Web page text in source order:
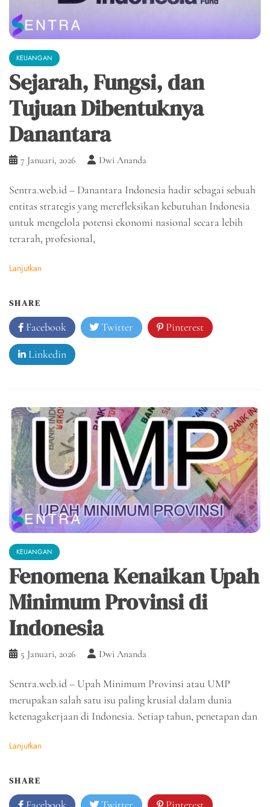
KEUANGAN
Sejarah, Fungsi, dan
Tujuan Dibentuknya
Danantara
7 Januari, 2026 Dwi Ananda
Sentra.web.id – Danantara Indonesia hadir sebagai sebuah
entitas strategis yang merefleksikan kebutuhan Indonesia
untuk mengelola potensi ekonomi nasional secara lebih
terarah, profesional,
Lanjutkan
SHARE
Facebook Twitter Pinterest
Linkedin
KEUANGAN
Fenomena Kenaikan Upah
Minimum Provinsi di
Indonesia
5 Januari, 2026 Dwi Ananda
Sentra.web.id – Upah Minimum Provinsi atau UMP
merupakan salah satu isu paling krusial dalam dunia
ketenagakerjaan di Indonesia. Setiap tahun, penetapan dan
Lanjutkan
SHARE
Facebook Twitter Pinterest